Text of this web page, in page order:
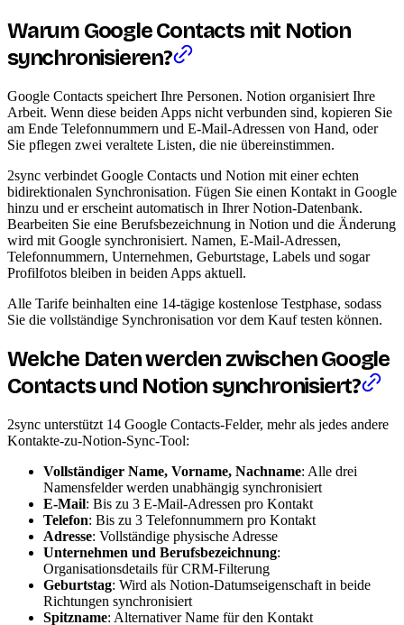
Warum Google Contacts mit Notion
synchronisieren?
Google Contacts speichert Ihre Personen. Notion organisiert Ihre
Arbeit. Wenn diese beiden Apps nicht verbunden sind, kopieren Sie
am Ende Telefonnummern und E-Mail-Adressen von Hand, oder
Sie pflegen zwei veraltete Listen, die nie übereinstimmen.
2sync verbindet Google Contacts und Notion mit einer echten
bidirektionalen Synchronisation. Fügen Sie einen Kontakt in Google
hinzu und er erscheint automatisch in Ihrer Notion-Datenbank.
Bearbeiten Sie eine Berufsbezeichnung in Notion und die Änderung
wird mit Google synchronisiert. Namen, E-Mail-Adressen,
Telefonnummern, Unternehmen, Geburtstage, Labels und sogar
Profilfotos bleiben in beiden Apps aktuell.
Alle Tarife beinhalten eine 14-tägige kostenlose Testphase, sodass
Sie die vollständige Synchronisation vor dem Kauf testen können.
Welche Daten werden zwischen Google
Contacts und Notion synchronisiert?
2sync unterstützt 14 Google Contacts-Felder, mehr als jedes andere
Kontakte-zu-Notion-Sync-Tool:
Vollständiger Name, Vorname, Nachname: Alle drei
Namensfelder werden unabhängig synchronisiert
E-Mail: Bis zu 3 E-Mail-Adressen pro Kontakt
Telefon: Bis zu 3 Telefonnummern pro Kontakt
Adresse: Vollständige physische Adresse
Unternehmen und Berufsbezeichnung:
Organisationsdetails für CRM-Filterung
Geburtstag: Wird als Notion-Datumseigenschaft in beide
Richtungen synchronisiert
Spitzname: Alternativer Name für den Kontakt